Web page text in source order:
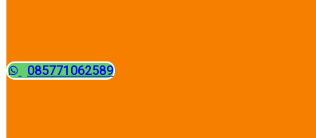
085771062589